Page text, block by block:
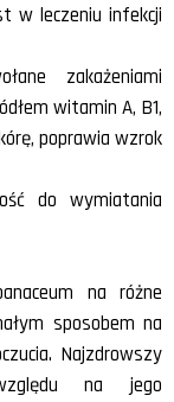
w leczeniu infekcji
zakażeniami
witamin A, B1,
poprawia wzrok
do wymiatania
na różne
sposobem na
Najzdrowszy
na jego